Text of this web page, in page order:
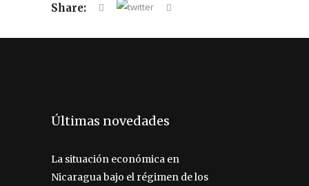
Share:
Últimas novedades
La situación económica en
Nicaragua bajo el régimen de los